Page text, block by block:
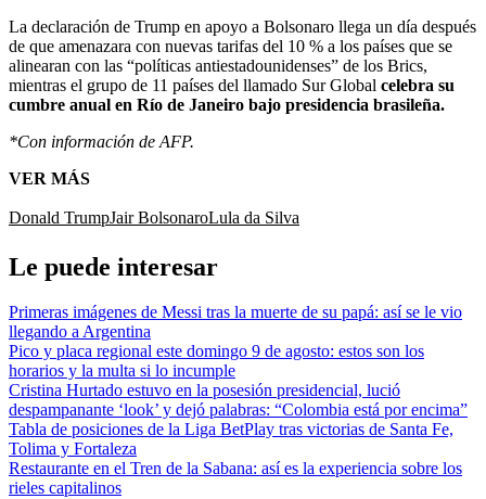
La declaración de Trump en apoyo a Bolsonaro llega un día después
de que amenazara con nuevas tarifas del 10 % a los países que se
alinearan con las “políticas antiestadounidenses” de los Brics,
mientras el grupo de 11 países del llamado Sur Global celebra su
cumbre anual en Río de Janeiro bajo presidencia brasileña.
*Con información de AFP.
VER MÁS
Donald TrumpJair BolsonaroLula da Silva
Le puede interesar
Primeras imágenes de Messi tras la muerte de su papá: así se le vio
llegando a Argentina
Pico y placa regional este domingo 9 de agosto: estos son los
horarios y la multa si lo incumple
Cristina Hurtado estuvo en la posesión presidencial, lució
despampanante ‘look’ y dejó palabras: “Colombia está por encima”
Tabla de posiciones de la Liga BetPlay tras victorias de Santa Fe,
Tolima y Fortaleza
Restaurante en el Tren de la Sabana: así es la experiencia sobre los
rieles capitalinos